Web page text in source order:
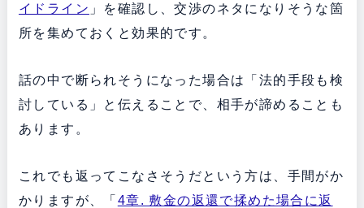
イドライン 」を確認し、交渉のネタになりそうな箇
所を集めておくと効果的です。
話の中で断られそうになった場合は「法的手段も検
討している」と伝えることで、相手が諦めることも
あります。
これでも返ってこなさそうだという方は、手間がか
かりますが、「 4章. 敷金の返還で揉めた場合に返